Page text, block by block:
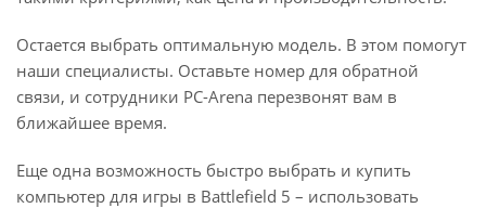
Остается выбрать оптимальную модель. В этом помогут
наши специалисты. Оставьте номер для обратной
связи, и сотрудники PC-Arena перезвонят вам в
ближайшее время.
Еще одна возможность быстро выбрать и купить
компьютер для игры в Battlefield 5 – использовать